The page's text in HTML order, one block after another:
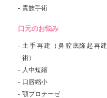
貴族手術
口元のお悩み
土手再建（鼻腔底隆起再建
術）
人中短縮
口唇縮小
顎プロテーゼ